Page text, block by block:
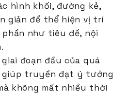
hình khối, đường kẻ,
giản để thể hiện vị trí
như tiêu đề, nội
đoạn đầu của quá
truyền đạt ý tưởng
không mất nhiều thời